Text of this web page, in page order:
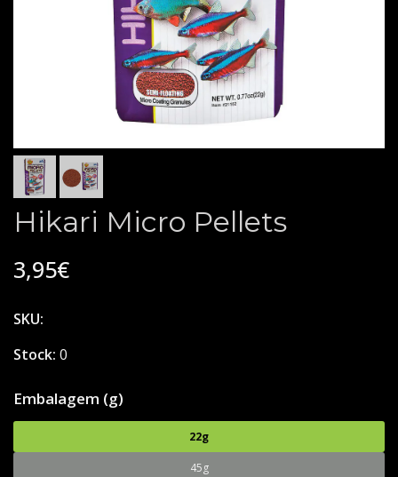
Hikari Micro Pellets
3,95€
SKU:
Stock: 0
Embalagem (g)
22g
45g